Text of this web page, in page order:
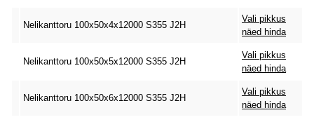
Nelikanttoru 100x50x4x12000 S355 J2H
Vali pikkus
näed hinda
Nelikanttoru 100x50x5x12000 S355 J2H
Vali pikkus
näed hinda
Nelikanttoru 100x50x6x12000 S355 J2H
Vali pikkus
näed hinda